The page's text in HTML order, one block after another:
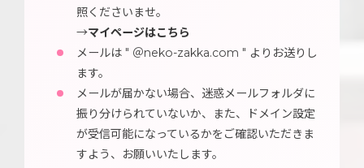
照くださいませ。
→マイページはこちら
メールは " ＠neko-zakka.com " よりお送りし
ます。
メールが届かない場合、迷惑メールフォルダに
振り分けられていないか、また、ドメイン設定
が受信可能になっているかをご確認いただきま
すよう、お願いいたします。